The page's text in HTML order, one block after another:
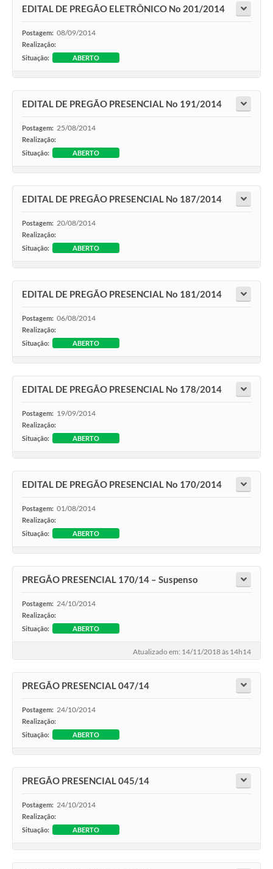
EDITAL DE PREGÃO ELETRÔNICO No 201/2014
Postagem: 08/09/2014
Realização:
Situação:
ABERTO
EDITAL DE PREGÃO PRESENCIAL No 191/2014
Postagem: 25/08/2014
Realização:
Situação:
ABERTO
EDITAL DE PREGÃO PRESENCIAL No 187/2014
Postagem: 20/08/2014
Realização:
Situação:
ABERTO
EDITAL DE PREGÃO PRESENCIAL No 181/2014
Postagem: 06/08/2014
Realização:
Situação:
ABERTO
EDITAL DE PREGÃO PRESENCIAL No 178/2014
Postagem: 19/09/2014
Realização:
Situação:
ABERTO
EDITAL DE PREGÃO PRESENCIAL No 170/2014
Postagem: 01/08/2014
Realização:
Situação:
ABERTO
PREGÃO PRESENCIAL 170/14 – Suspenso
Postagem: 24/10/2014
Realização:
Situação:
ABERTO
Atualizado em: 14/11/2018 às 14h14
PREGÃO PRESENCIAL 047/14
Postagem: 24/10/2014
Realização:
Situação:
ABERTO
PREGÃO PRESENCIAL 045/14
Postagem: 24/10/2014
Realização:
Situação:
ABERTO